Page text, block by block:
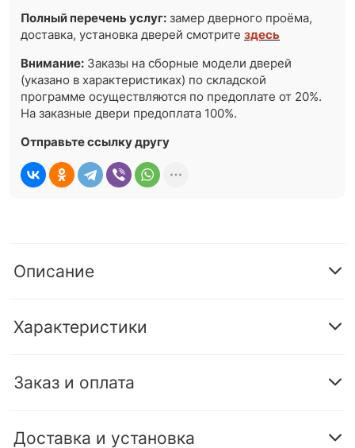
Полный перечень услуг: замер дверного проёма,
доставка, установка дверей смотритездесь
Внимание: Заказы на сборные модели дверей
(указано в характеристиках) по складской
программе осуществляются по предоплате от 20%.
На заказные двери предоплата 100%.
Отправьте ссылку другу
Описание
Характеристики
Заказ и оплата
Доставка и установка